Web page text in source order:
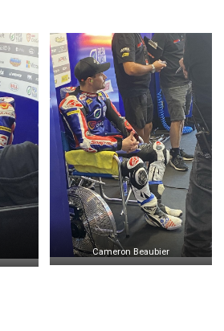
Cameron Beaubier